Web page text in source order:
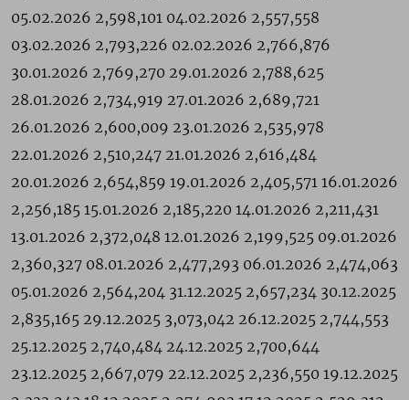
05.02.2026 2,598,101 04.02.2026 2,557,558
03.02.2026 2,793,226 02.02.2026 2,766,876
30.01.2026 2,769,270 29.01.2026 2,788,625
28.01.2026 2,734,919 27.01.2026 2,689,721
26.01.2026 2,600,009 23.01.2026 2,535,978
22.01.2026 2,510,247 21.01.2026 2,616,484
20.01.2026 2,654,859 19.01.2026 2,405,571 16.01.2026
2,256,185 15.01.2026 2,185,220 14.01.2026 2,211,431
13.01.2026 2,372,048 12.01.2026 2,199,525 09.01.2026
2,360,327 08.01.2026 2,477,293 06.01.2026 2,474,063
05.01.2026 2,564,204 31.12.2025 2,657,234 30.12.2025
2,835,165 29.12.2025 3,073,042 26.12.2025 2,744,553
25.12.2025 2,740,484 24.12.2025 2,700,644
23.12.2025 2,667,079 22.12.2025 2,236,550 19.12.2025